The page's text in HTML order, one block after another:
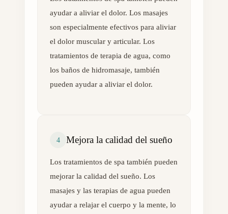
ayudar a aliviar el dolor. Los masajes
son especialmente efectivos para aliviar
el dolor muscular y articular. Los
tratamientos de terapia de agua, como
los baños de hidromasaje, también
pueden ayudar a aliviar el dolor.
4 Mejora la calidad del sueño
Los tratamientos de spa también pueden
mejorar la calidad del sueño. Los
masajes y las terapias de agua pueden
ayudar a relajar el cuerpo y la mente, lo